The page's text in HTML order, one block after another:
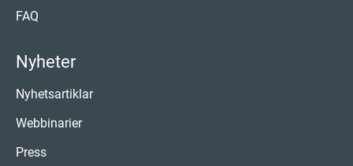
FAQ
Nyheter
Nyhetsartiklar
Webbinarier
Press